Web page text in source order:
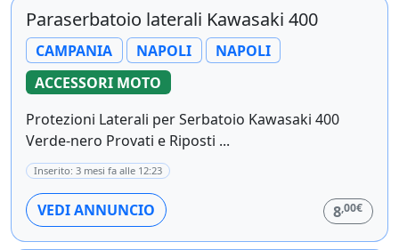
Paraserbatoio laterali Kawasaki 400
CAMPANIA NAPOLI
NAPOLI
ACCESSORI MOTO
Protezioni Laterali per Serbatoio Kawasaki 400
Verde-nero Provati e Riposti ...
Inserito: 3 mesi fa alle 12:23
VEDI ANNUNCIO 8,00€